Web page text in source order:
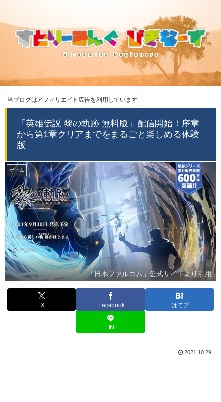
当ブログはアフィリエイト広告を利用しています
「英雄伝説 黎の軌跡 無料版」配信開始！序章
から第1章クリアまでをまるごと楽しめる体験
版
ゲーム
「日本ファルコム」公式サイトより引用
X Facebook はてブ
LINE
2021.10.29